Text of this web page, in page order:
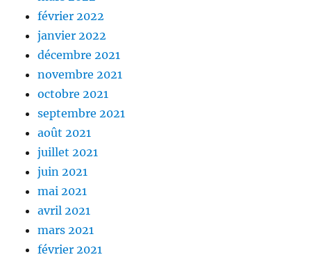
février 2022
janvier 2022
décembre 2021
novembre 2021
octobre 2021
septembre 2021
août 2021
juillet 2021
juin 2021
mai 2021
avril 2021
mars 2021
février 2021